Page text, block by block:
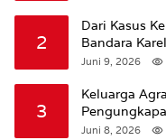
2
Dari Kasus
Bandara
Juni 9, 2026
3
Keluarga
Kasus ke
Juni 8, 2026